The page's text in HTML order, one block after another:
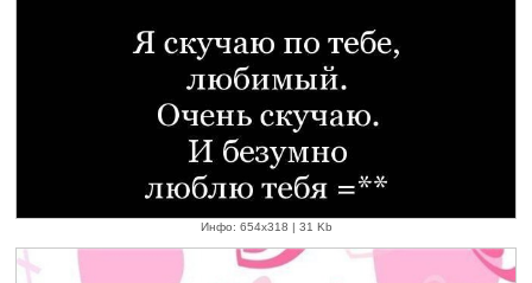
Инфо: 654х318 | 31 Kb